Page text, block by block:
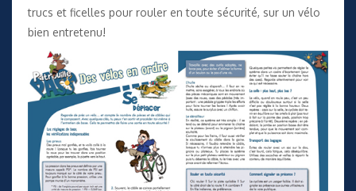
trucs et ficelles pour rouler en toute sécurité, sur un vélo
bien entretenu!